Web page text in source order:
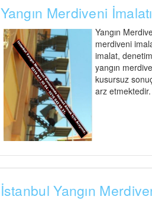
Yangın Merdiveni
Yangın
merdiveni
imalat,
yangın
kusursuz
arz
İstanbul Yangın